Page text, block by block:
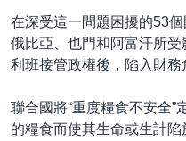
在深受這一問題困擾的53
俄比亞、也門和阿富汗所
利班接管政權後，陷入財務
聯合國將“重度糧食不安全”
的糧食而使其生命或生計陷